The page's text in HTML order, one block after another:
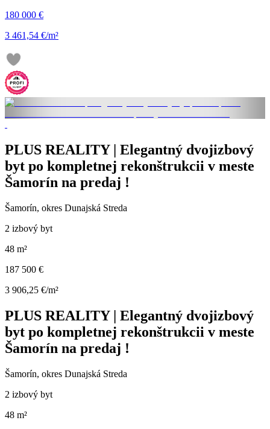
180 000 €
3 461,54 €/m²
PLUS REALITY | Elegantný dvojizbový
byt po kompletnej rekonštrukcii v meste
Šamorín na predaj !
Šamorín, okres Dunajská Streda
2 izbový byt
48 m²
187 500 €
3 906,25 €/m²
PLUS REALITY | Elegantný dvojizbový
byt po kompletnej rekonštrukcii v meste
Šamorín na predaj !
Šamorín, okres Dunajská Streda
2 izbový byt
48 m²